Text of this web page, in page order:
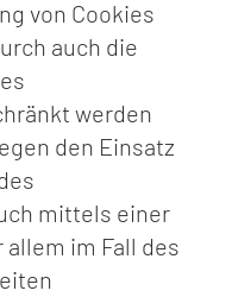
von Cookies
auch die
werden
den Einsatz
mittels einer
im Fall des